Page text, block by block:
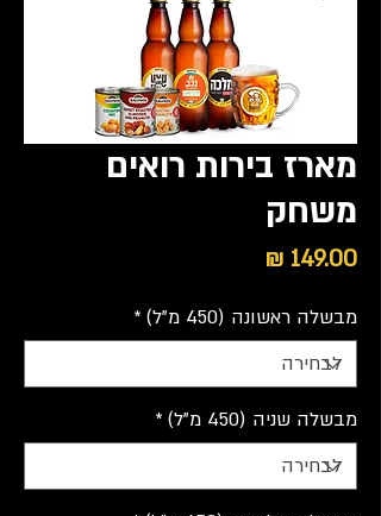
מארז בירות רואים
משחק
מבשלה ראשונה (450 מ"ל) *
מבשלה שניה (450 מ"ל) *